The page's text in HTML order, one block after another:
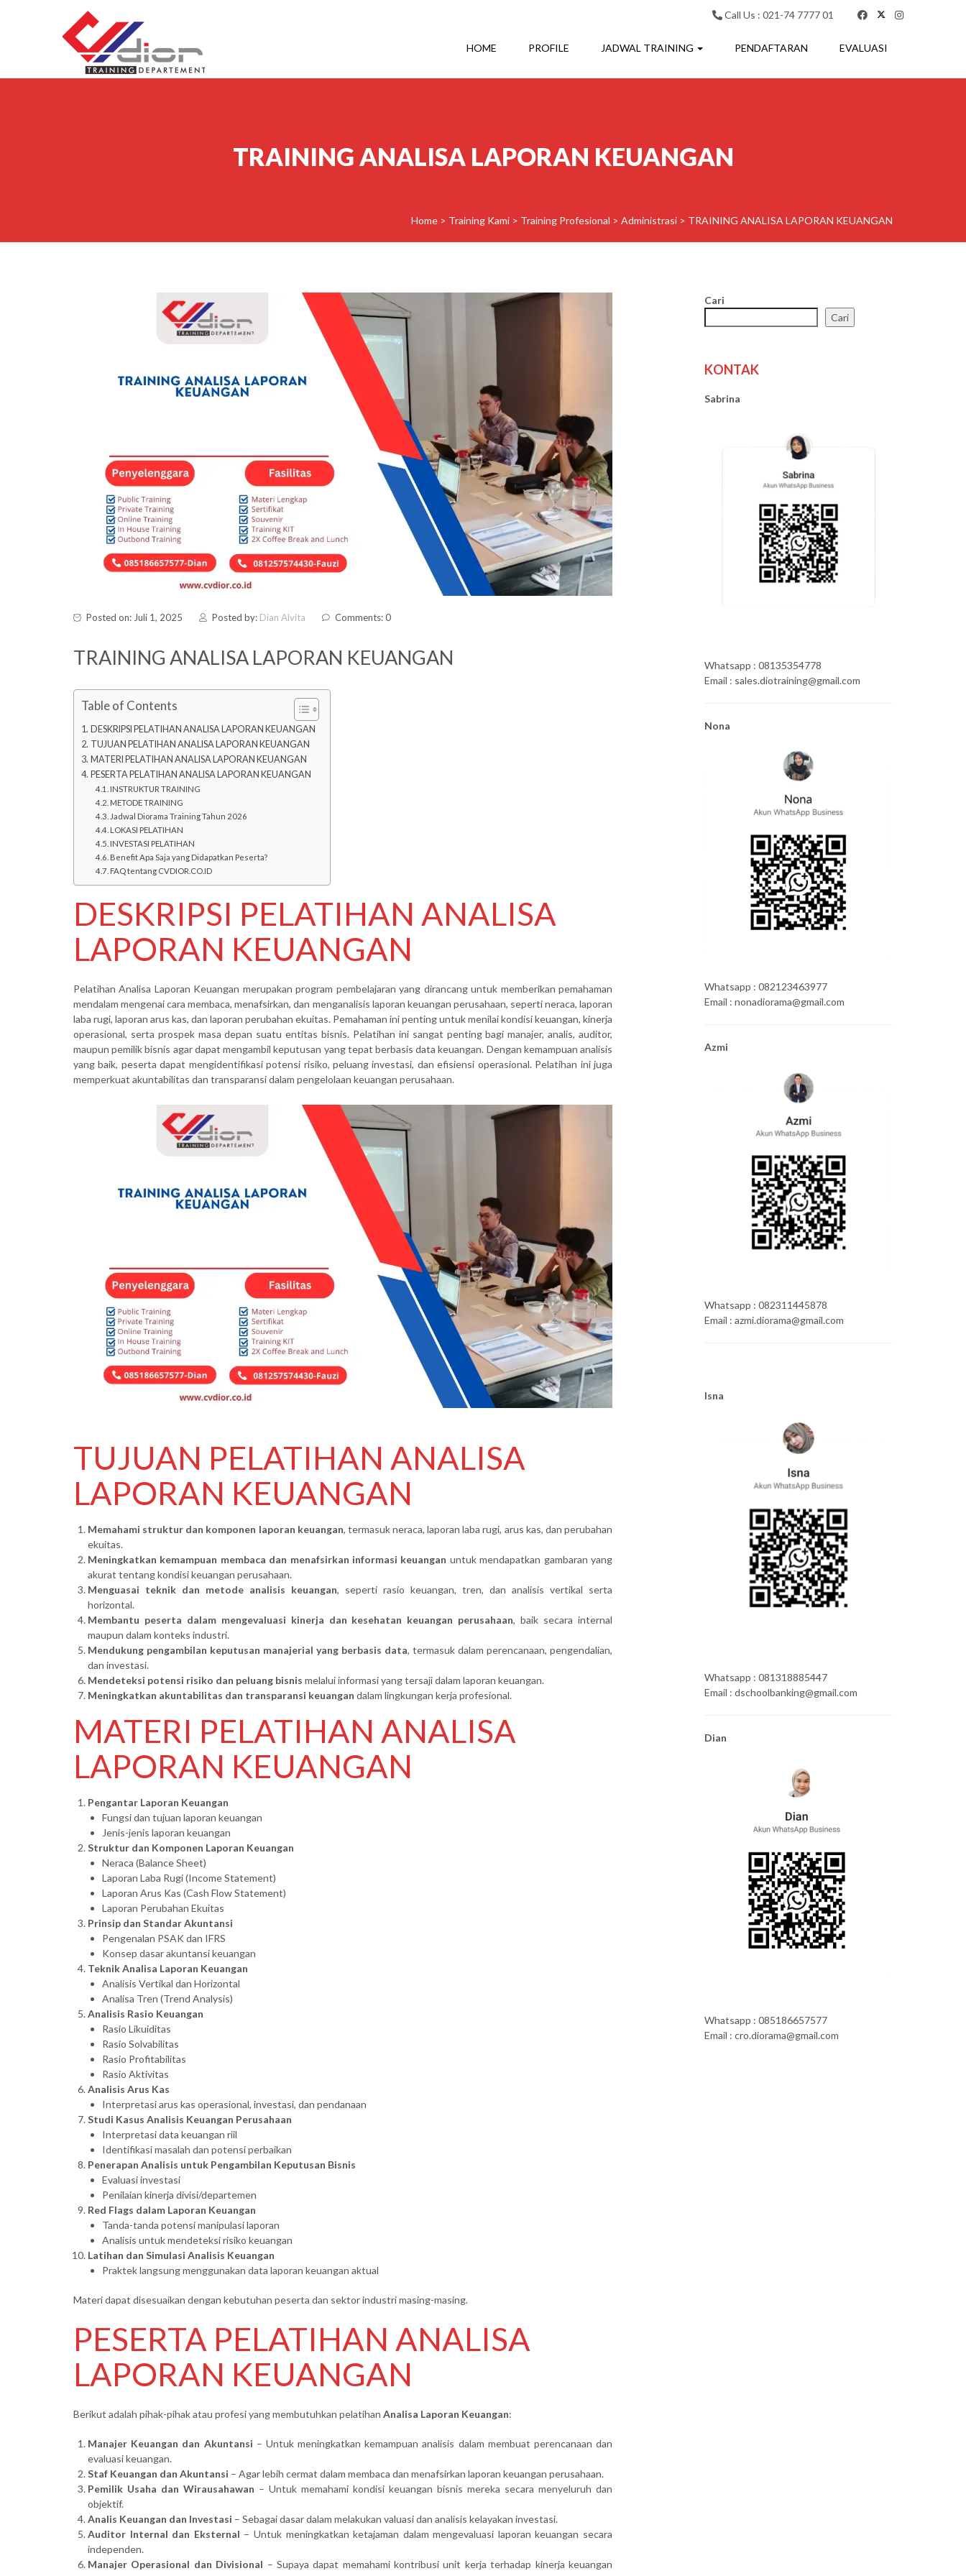
Call Us : 021-74 7777 01
HOME PROFILE JADWAL TRAINING PENDAFTARAN EVALUASI
TRAINING ANALISA LAPORAN KEUANGAN
Home > Training Kami > Training Profesional > Administrasi > TRAINING ANALISA LAPORAN KEUANGAN
Posted on: Juli 1, 2025 Posted by: Dian Alvita Comments: 0
TRAINING ANALISA LAPORAN KEUANGAN
Table of Contents
DESKRIPSI PELATIHAN ANALISA LAPORAN KEUANGAN
TUJUAN PELATIHAN ANALISA LAPORAN KEUANGAN
MATERI PELATIHAN ANALISA LAPORAN KEUANGAN
PESERTA PELATIHAN ANALISA LAPORAN KEUANGAN
INSTRUKTUR TRAINING
METODE TRAINING
Jadwal Diorama Training Tahun 2026
LOKASI PELATIHAN
INVESTASI PELATIHAN
Benefit Apa Saja yang Didapatkan Peserta?
FAQ tentang CVDIOR.CO.ID
DESKRIPSI PELATIHAN ANALISA
LAPORAN KEUANGAN
Pelatihan Analisa Laporan Keuangan merupakan program pembelajaran yang dirancang untuk memberikan pemahaman
mendalam mengenai cara membaca, menafsirkan, dan menganalisis laporan keuangan perusahaan, seperti neraca, laporan
laba rugi, laporan arus kas, dan laporan perubahan ekuitas. Pemahaman ini penting untuk menilai kondisi keuangan, kinerja
operasional, serta prospek masa depan suatu entitas bisnis. Pelatihan ini sangat penting bagi manajer, analis, auditor,
maupun pemilik bisnis agar dapat mengambil keputusan yang tepat berbasis data keuangan. Dengan kemampuan analisis
yang baik, peserta dapat mengidentifikasi potensi risiko, peluang investasi, dan efisiensi operasional. Pelatihan ini juga
memperkuat akuntabilitas dan transparansi dalam pengelolaan keuangan perusahaan.
TUJUAN PELATIHAN ANALISA
LAPORAN KEUANGAN
Memahami struktur dan komponen laporan keuangan, termasuk neraca, laporan laba rugi, arus kas, dan perubahan
ekuitas.
Meningkatkan kemampuan membaca dan menafsirkan informasi keuangan untuk mendapatkan gambaran yang
akurat tentang kondisi keuangan perusahaan.
Menguasai teknik dan metode analisis keuangan, seperti rasio keuangan, tren, dan analisis vertikal serta
horizontal.
Membantu peserta dalam mengevaluasi kinerja dan kesehatan keuangan perusahaan, baik secara internal
maupun dalam konteks industri.
Mendukung pengambilan keputusan manajerial yang berbasis data, termasuk dalam perencanaan, pengendalian,
dan investasi.
Mendeteksi potensi risiko dan peluang bisnis melalui informasi yang tersaji dalam laporan keuangan.
Meningkatkan akuntabilitas dan transparansi keuangan dalam lingkungan kerja profesional.
MATERI PELATIHAN ANALISA
LAPORAN KEUANGAN
Pengantar Laporan Keuangan
Fungsi dan tujuan laporan keuangan
Jenis-jenis laporan keuangan
Struktur dan Komponen Laporan Keuangan
Neraca (Balance Sheet)
Laporan Laba Rugi (Income Statement)
Laporan Arus Kas (Cash Flow Statement)
Laporan Perubahan Ekuitas
Prinsip dan Standar Akuntansi
Pengenalan PSAK dan IFRS
Konsep dasar akuntansi keuangan
Teknik Analisa Laporan Keuangan
Analisis Vertikal dan Horizontal
Analisa Tren (Trend Analysis)
Analisis Rasio Keuangan
Rasio Likuiditas
Rasio Solvabilitas
Rasio Profitabilitas
Rasio Aktivitas
Analisis Arus Kas
Interpretasi arus kas operasional, investasi, dan pendanaan
Studi Kasus Analisis Keuangan Perusahaan
Interpretasi data keuangan riil
Identifikasi masalah dan potensi perbaikan
Penerapan Analisis untuk Pengambilan Keputusan Bisnis
Evaluasi investasi
Penilaian kinerja divisi/departemen
Red Flags dalam Laporan Keuangan
Tanda-tanda potensi manipulasi laporan
Analisis untuk mendeteksi risiko keuangan
Latihan dan Simulasi Analisis Keuangan
Praktek langsung menggunakan data laporan keuangan aktual
Materi dapat disesuaikan dengan kebutuhan peserta dan sektor industri masing-masing.
PESERTA PELATIHAN ANALISA
LAPORAN KEUANGAN
Berikut adalah pihak-pihak atau profesi yang membutuhkan pelatihan Analisa Laporan Keuangan:
Manajer Keuangan dan Akuntansi – Untuk meningkatkan kemampuan analisis dalam membuat perencanaan dan
evaluasi keuangan.
Staf Keuangan dan Akuntansi – Agar lebih cermat dalam membaca dan menafsirkan laporan keuangan perusahaan.
Pemilik Usaha dan Wirausahawan – Untuk memahami kondisi keuangan bisnis mereka secara menyeluruh dan
objektif.
Analis Keuangan dan Investasi – Sebagai dasar dalam melakukan valuasi dan analisis kelayakan investasi.
Auditor Internal dan Eksternal – Untuk meningkatkan ketajaman dalam mengevaluasi laporan keuangan secara
independen.
Manajer Operasional dan Divisional – Supaya dapat memahami kontribusi unit kerja terhadap kinerja keuangan
Cari
Cari
KONTAK
Sabrina
Whatsapp : 08135354778
Email : sales.diotraining@gmail.com
Nona
Whatsapp : 082123463977
Email : nonadiorama@gmail.com
Azmi
Whatsapp : 082311445878
Email : azmi.diorama@gmail.com
Isna
Whatsapp : 081318885447
Email : dschoolbanking@gmail.com
Dian
Whatsapp : 085186657577
Email : cro.diorama@gmail.com